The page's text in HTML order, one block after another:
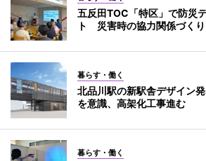
五反田TOC「特区」で防災
ト 災害時の協力関係づく
暮らす・働く
北品川駅の新駅舎デザイン
を意識、高架化工事進む
暮らす・働く